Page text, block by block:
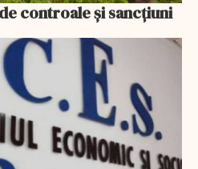
controale și sancțiuni